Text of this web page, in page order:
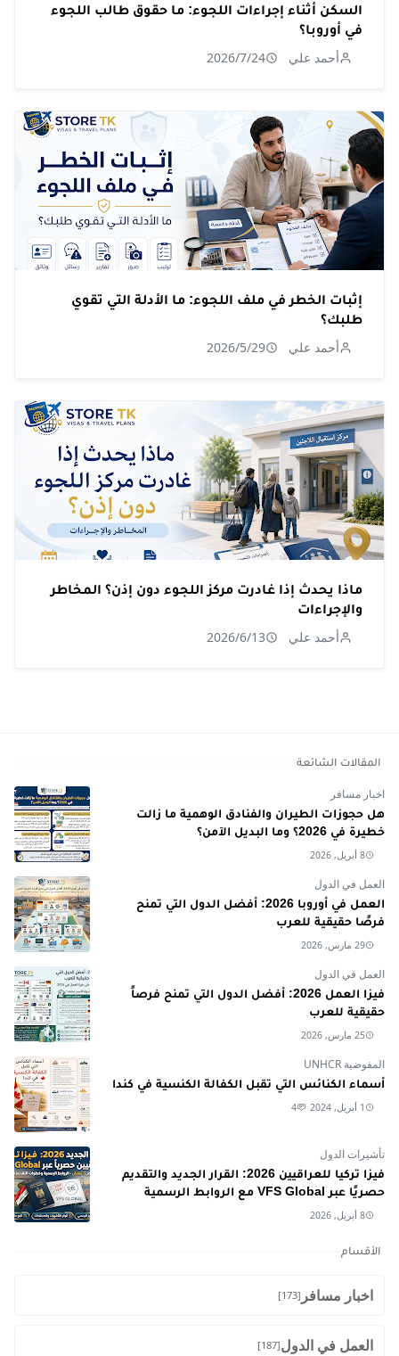
السكن أثناء إجراءات اللجوء: ما حقوق طالب اللجوء
في أوروبا؟
أحمد علي 2026/7/24
إثبات الخطر في ملف اللجوء: ما الأدلة التي تقوي
طلبك؟
أحمد علي 2026/5/29
ماذا يحدث إذا غادرت مركز اللجوء دون إذن؟ المخاطر
والإجراءات
أحمد علي 2026/6/13
المقالات الشائعة
اخبار مسافر
هل حجوزات الطيران والفنادق الوهمية ما زالت
خطيرة في 2026؟ وما البديل الآمن؟
8 أبريل, 2026
العمل في الدول
العمل في أوروبا 2026: أفضل الدول التي تمنح
فرصًا حقيقية للعرب
29 مارس, 2026
العمل في الدول
فيزا العمل 2026: أفضل الدول التي تمنح فرصاً
حقيقية للعرب
25 مارس, 2026
المفوضية UNHCR
أسماء الكنائس التي تقبل الكفالة الكنسية في كندا
1 أبريل, 2024 4
تأشيرات الدول
فيزا تركيا للعراقيين 2026: القرار الجديد والتقديم
حصريًا عبر VFS Global مع الروابط الرسمية
8 أبريل, 2026
الأقسام
اخبار مسافر [173]
العمل في الدول[187]